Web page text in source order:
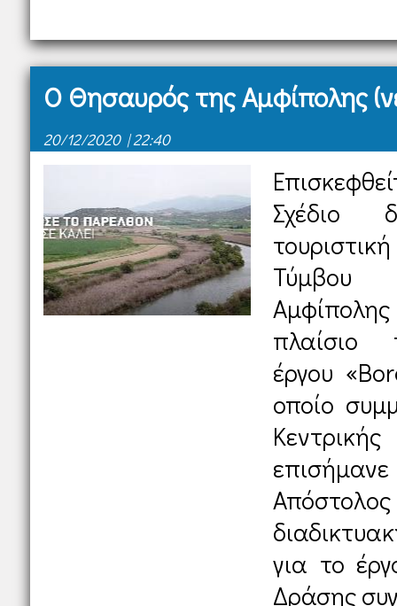
Ο Θησαυρός της Αμφίπολης
20/12/2020 | 22:40
Σχέδιο
Τύμβου
πλαίσιο
έργου
οποίο
για το
Δράσης